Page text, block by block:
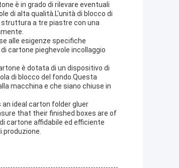
è in grado di rilevare eventuali
di alta qualità.L'unità di blocco di
a tre piastre con una
alle esigenze specifiche
cartone pieghevole incollaggio
è dotata di un dispositivo di
di blocco del fondo.Questa
macchina e che siano chiuse in
is an ideal carton folder gluer
that their finished boxes are of
cartone affidabile ed efficiente
produzione.